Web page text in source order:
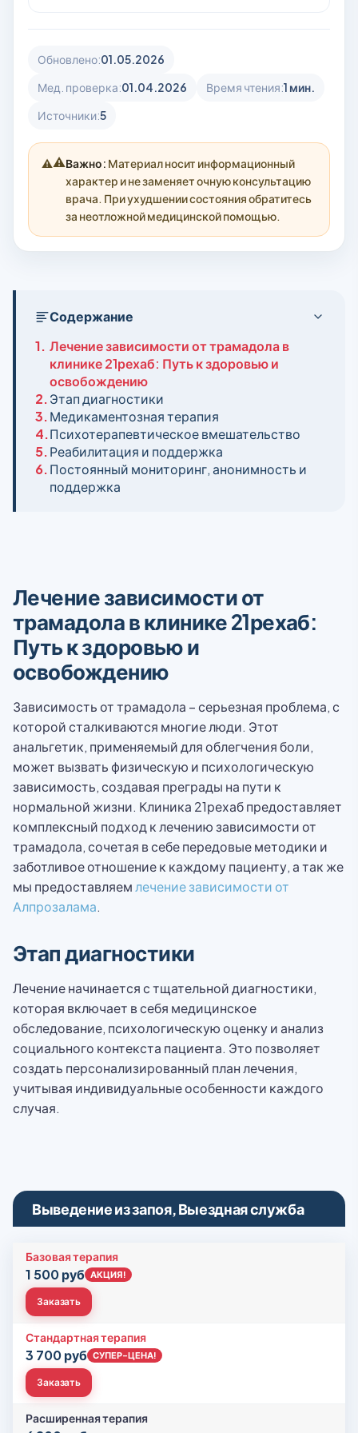
Обновлено:01.05.2026
Мед. проверка:01.04.2026 Время чтения:1 мин.
Источники:5
⚠️Важно: Материал носит информационный
характер и не заменяет очную консультацию
врача. При ухудшении состояния обратитесь
за неотложной медицинской помощью.
Содержание
1. Лечение зависимости от трамадола в
клинике 21рехаб: Путь к здоровью и
освобождению
2.Этап диагностики
3.Медикаментозная терапия
4.Психотерапевтическое вмешательство
5.Реабилитация и поддержка
6.Постоянный мониторинг, анонимность и
поддержка
Лечение зависимости от
трамадола в клинике 21рехаб:
Путь к здоровью и
освобождению
Зависимость от трамадола – серьезная проблема, с
которой сталкиваются многие люди. Этот
анальгетик, применяемый для облегчения боли,
может вызвать физическую и психологическую
зависимость, создавая преграды на пути к
нормальной жизни. Клиника 21рехаб предоставляет
комплексный подход к лечению зависимости от
трамадола, сочетая в себе передовые методики и
заботливое отношение к каждому пациенту, а так же
мы предоставляем лечение зависимости от
Алпрозалама.
Этап диагностики
Лечение начинается с тщательной диагностики,
которая включает в себя медицинское
обследование, психологическую оценку и анализ
социального контекста пациента. Это позволяет
создать персонализированный план лечения,
учитывая индивидуальные особенности каждого
случая.
Выведение из запоя, Выездная служба
Базовая терапия
1 500 руб АКЦИЯ!
Заказать
Стандартная терапия
3 700 руб СУПЕР-ЦЕНА!
Заказать
Расширенная терапия